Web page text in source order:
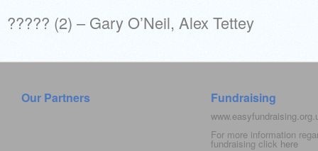
????? (2) – Gary O’Neil, Alex Tettey
Our Partners Fundraising
For more information
fundraising click here